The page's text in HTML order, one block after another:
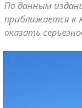
По данным
приближается к
оказать